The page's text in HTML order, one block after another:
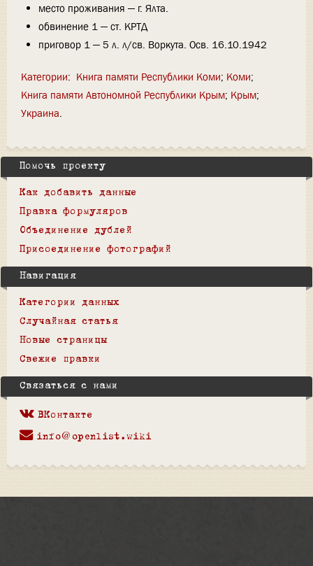
место проживания — г. Ялта.
обвинение 1 — ст. КРТД
приговор 1 — 5 л. л/св. Воркута. Осв. 16.10.1942
Категории: Книга памяти Республики Коми Коми
Книга памяти Автономной Республики Крым Крым
Украина
Помочь проекту
Как добавить данные
Правка формуляров
Объединение дублей
Присоединение фотографий
Навигация
Категории данных
Случайная статья
Новые страницы
Свежие правки
Связаться с нами
ВКонтакте
info@openlist.wiki